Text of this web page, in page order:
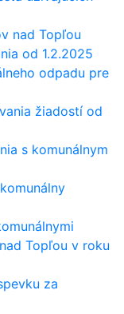
nad Topľou
od 1.2.2025
odpadu pre
žiadostí od
s komunálnym
Topľou v roku
za